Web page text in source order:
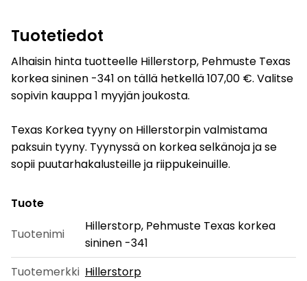
Tuotetiedot
Alhaisin hinta tuotteelle Hillerstorp, Pehmuste Texas
korkea sininen -341 on tällä hetkellä 107,00 €. Valitse
sopivin kauppa 1 myyjän joukosta.
Texas Korkea tyyny on Hillerstorpin valmistama
paksuin tyyny. Tyynyssä on korkea selkänoja ja se
sopii puutarhakalusteille ja riippukeinuille.
Tuote
Tuotenimi
Hillerstorp, Pehmuste Texas korkea
sininen -341
Tuotemerkki Hillerstorp